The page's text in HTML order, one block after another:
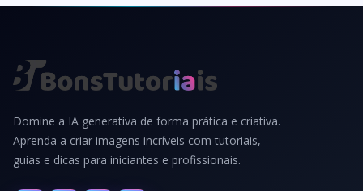
Domine a IA generativa de forma prática e criativa.
Aprenda a criar imagens incríveis com tutoriais,
guias e dicas para iniciantes e profissionais.